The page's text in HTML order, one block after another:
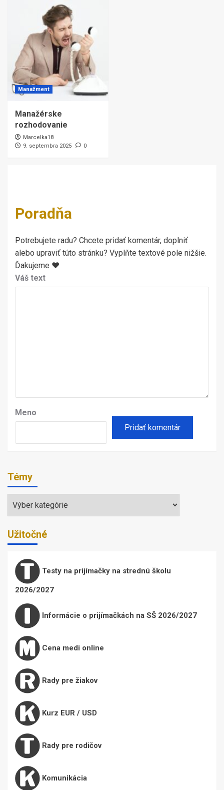
Manažment
Manažérske
rozhodovanie
Marcelka18
9. septembra 2025
0
Poradňa
Potrebujete radu? Chcete pridať komentár, doplniť
alebo upraviť túto stránku? Vyplňte textové pole nižšie.
Ďakujeme ♥
Váš text
Meno
Témy
Témy
Užitočné
Testy na prijímačky na strednú školu
2026/2027
Informácie o prijímačkách na SŠ 2026/2027
Cena medi online
Rady pre žiakov
Kurz EUR / USD
Rady pre rodičov
Komunikácia